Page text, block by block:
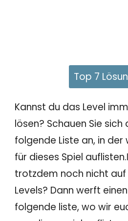
Top 7
Kannst du das Level
lösen? Schauen Sie sich
folgende Liste an, in der
für dieses Spiel
trotzdem noch nicht auf
Levels? Dann werft
folgende liste, wo wir